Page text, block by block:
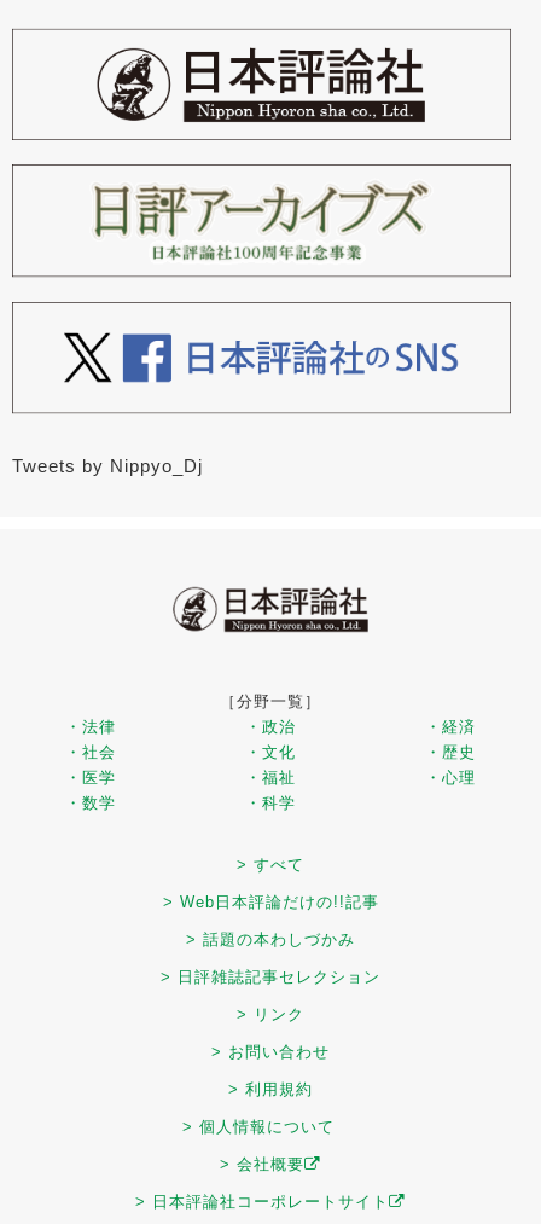
Tweets by Nippyo_Dj
［分野一覧］
・法律
・政治
・経済
・社会
・文化
・歴史
・医学
・福祉
・心理
・数学
・科学
> すべて
> Web日本評論だけの!!記事
> 話題の本わしづかみ
> 日評雑誌記事セレクション
> リンク
> お問い合わせ
> 利用規約
> 個人情報について
> 会社概要
> 日本評論社コーポレートサイト